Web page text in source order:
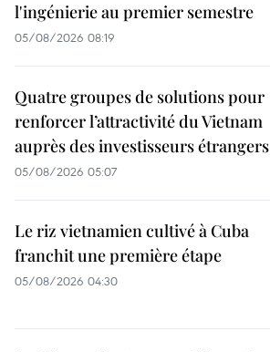
l'ingénierie au premier semestre
05/08/2026 08:19
Quatre groupes de solutions pour
renforcer l’attractivité du Vietnam
auprès des investisseurs étrangers
05/08/2026 05:07
Le riz vietnamien cultivé à Cuba
franchit une première étape
05/08/2026 04:30